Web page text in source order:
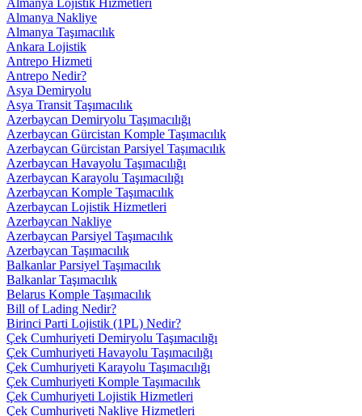
Almanya Nakliye
Almanya Taşımacılık
Ankara Lojistik
Antrepo Hizmeti
Antrepo Nedir?
Asya Demiryolu
Asya Transit Taşımacılık
Azerbaycan Demiryolu Taşımacılığı
Azerbaycan Gürcistan Komple Taşımacılık
Azerbaycan Gürcistan Parsiyel Taşımacılık
Azerbaycan Havayolu Taşımacılığı
Azerbaycan Karayolu Taşımacılığı
Azerbaycan Komple Taşımacılık
Azerbaycan Lojistik Hizmetleri
Azerbaycan Nakliye
Azerbaycan Parsiyel Taşımacılık
Azerbaycan Taşımacılık
Balkanlar Parsiyel Taşımacılık
Balkanlar Taşımacılık
Belarus Komple Taşımacılık
Bill of Lading Nedir?
Birinci Parti Lojistik (1PL) Nedir?
Çek Cumhuriyeti Demiryolu Taşımacılığı
Çek Cumhuriyeti Havayolu Taşımacılığı
Çek Cumhuriyeti Karayolu Taşımacılığı
Çek Cumhuriyeti Komple Taşımacılık
Çek Cumhuriyeti Lojistik Hizmetleri
Çek Cumhuriyeti Nakliye Hizmetleri